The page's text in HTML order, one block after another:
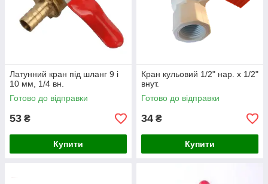
Латунний кран під шланг 9 і
10 мм, 1/4 вн.
Готово до відправки
53 ₴
Купити
Кран кульовий 1/2" нар. х 1/2"
внут.
Готово до відправки
34 ₴
Купити